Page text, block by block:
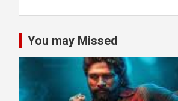
You may Missed